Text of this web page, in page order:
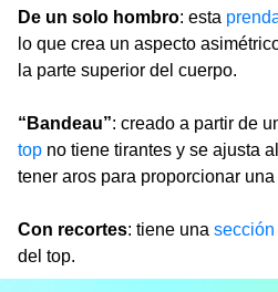
De un solo hombro: esta
lo que crea un aspecto
la parte superior del cuerpo.
“Bandeau”: creado a partir de
top no tiene tirantes y se ajusta
tener aros para proporcionar
Con recortes: tiene una sección
del top.